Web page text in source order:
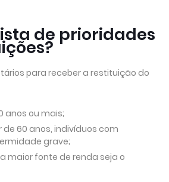
de prioridades
para receber a restituição do
anos ou mais;
60 anos, indivíduos com
grave;
maior fonte de renda seja o